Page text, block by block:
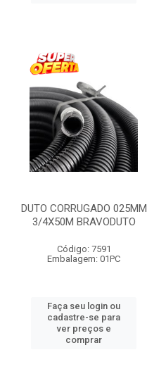
DUTO CORRUGADO 025MM
3/4X50M BRAVODUTO
Código: 7591
Embalagem: 01PC
Faça seu login ou
cadastre-se para
ver preços e
comprar